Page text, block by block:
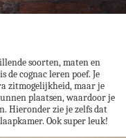
soorten, maten en
cognac leren poef. Je
zitmogelijkheid, maar je
plaatsen, waardoor je
Hieronder zie je zelfs dat
Ook super leuk!